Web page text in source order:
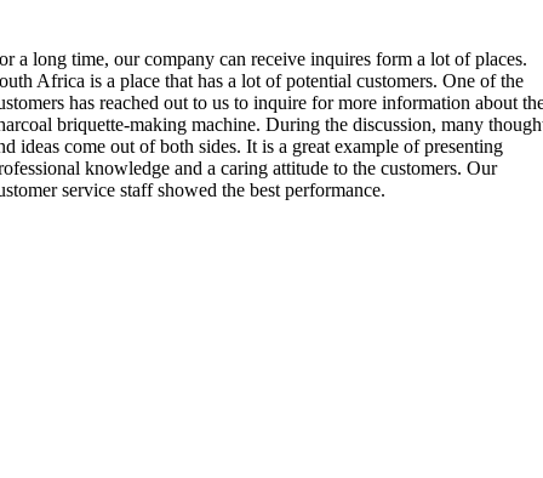
a long time,our company can receive inquires form a lot of places.
Africa is a place that has a lot of potential customers.One of the
has reached out to us to inquire for more information about
briquette-making machine.During the discussion,many
ideas come out of both sides.It is a great example of presenting
knowledge and a caring attitude to the customers.Our
service staff showed the best performance.